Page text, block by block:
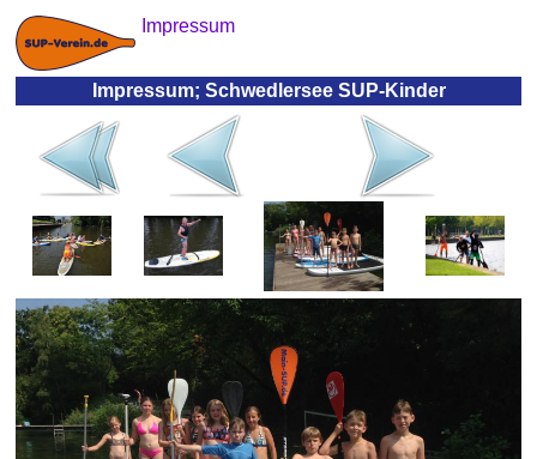
Impressum
Impressum; Schwedlersee SUP-Kinder